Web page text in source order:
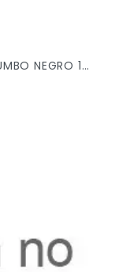
GLOBO METALICO NUMERICO JUMBO NEGRO 1 C/1PZ